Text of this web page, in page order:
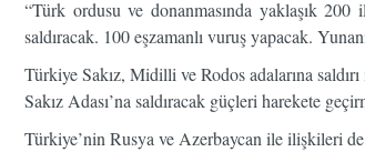
“Türk ordusu ve donanmasında yaklaşık 200
saldıracak. 100 eşzamanlı vuruş yapacak.
Türkiye Sakız, Midilli ve Rodos adalarına
Sakız Adası’na saldıracak güçleri harekete
Türkiye’nin Rusya ve Azerbaycan ile ilişkileri